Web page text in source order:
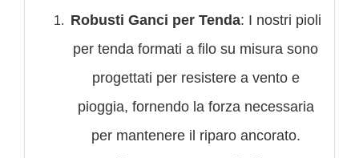
Robusti Ganci per Tenda: I nostri pioli
per tenda formati a filo su misura sono
progettati per resistere a vento e
pioggia, fornendo la forza necessaria
per mantenere il riparo ancorato.